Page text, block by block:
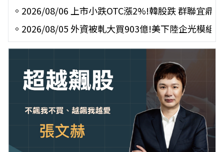
。 2026/08/06 上市小跌OTC漲2%!韓股跌 群聯宜鼎
。 2026/08/05 外資被軋大買903億!美下陸企光模組